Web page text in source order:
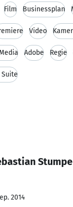
Film Businessplan
Video
Adobe Regie
Suite
Stumpe
2014